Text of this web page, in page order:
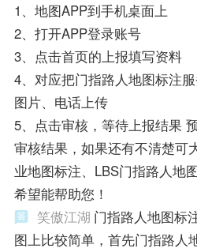
1、地图APP到手机桌面上
2、打开APP登录账号
3、点击首页的上报填写资料
4、对应把门指路人地图标注服
图片、电话上传
5、点击审核，等待上报结果
审核结果，如果还有不清楚可
业地图标注、LBS门指路人地
希望能帮助您！
笑傲江湖 门指路人地图标
图上比较简单，首先门指路人